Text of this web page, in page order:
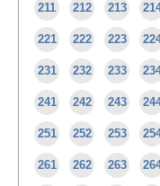
211 212 213
221 222 223
231 232 233
241 242 243
251 252 253
261 262 263